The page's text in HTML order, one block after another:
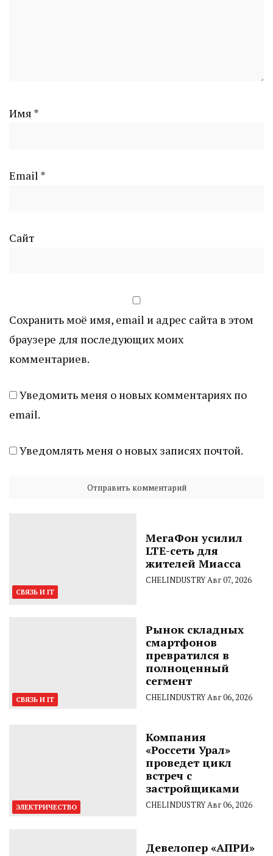
Имя *
Email *
Сайт
Сохранить моё имя, email и адрес сайта в этом
браузере для последующих моих
комментариев.
Уведомить меня о новых комментариях по
email.
Уведомлять меня о новых записях почтой.
СВЯЗЬ И IT
МегаФон усилил
LTE-сеть для
жителей Миасса
CHELINDUSTRYАвг 07, 2026
СВЯЗЬ И IT
Рынок складных
смартфонов
превратился в
полноценный
сегмент
CHELINDUSTRYАвг 06, 2026
ЭЛЕКТРИЧЕСТВО
Компания
«Россети Урал»
проведет цикл
встреч с
застройщиками
CHELINDUSTRYАвг 06, 2026
Девелопер «АПРИ»